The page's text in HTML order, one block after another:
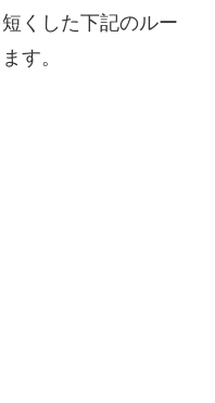
くした下記のルー
す。